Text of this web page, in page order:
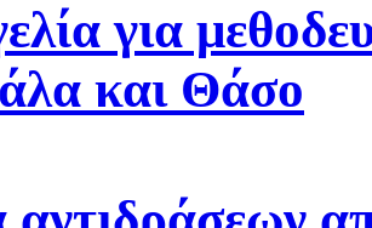
για
και Θάσο